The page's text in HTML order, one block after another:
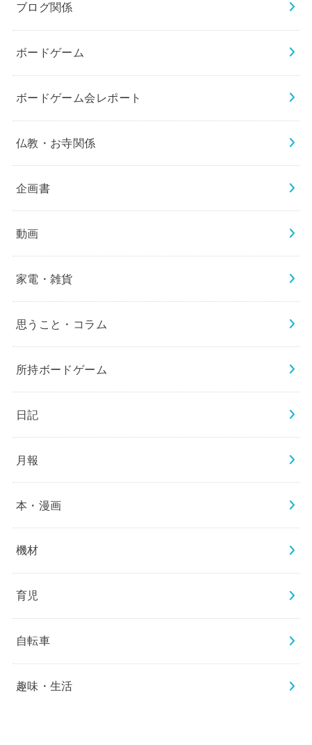
ブログ関係
ボードゲーム
ボードゲーム会レポート
仏教・お寺関係
企画書
動画
家電・雑貨
思うこと・コラム
所持ボードゲーム
日記
月報
本・漫画
機材
育児
自転車
趣味・生活